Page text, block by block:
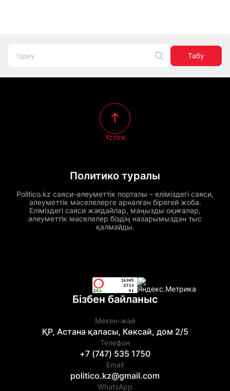
Табу
Политико туралы
Politico.kz саяси-әлеуметтік порталы – еліміздегі саяси,
әлеуметтік мәселелерге арналған бірегей жоба.
Еліміздегі саяси жағдайлар, маңызды оқиғалар,
әлеуметтік мәселелер біздің назарымыздан тыс
қалмайды.
Үстіге
Бізбен байланыс
Мекен-жай
ҚР, Астана қаласы, Көксай, дом 2/5
Телефон
+7 (747) 535 1750
Email
politico.kz@gmail.com
WhatsApp